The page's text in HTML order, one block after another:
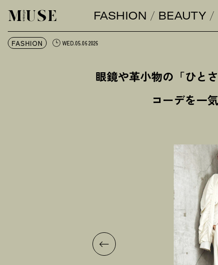
オトナミューズ ウェブFASHION BEAUTY
FASHION WED.05.06 2026
眼鏡や革小物の「ひと
コーデを一